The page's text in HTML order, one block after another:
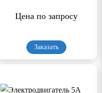
Цена по запросу
Заказать